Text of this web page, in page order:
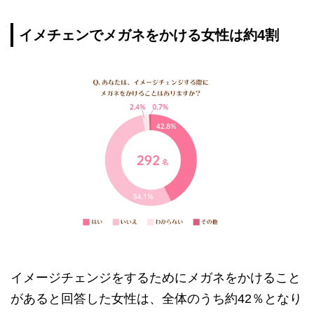
イメチェンでメガネをかける女性は約4割
イメージチェンジをするためにメガネをかけること
があると回答した女性は、全体のうち約42％となり